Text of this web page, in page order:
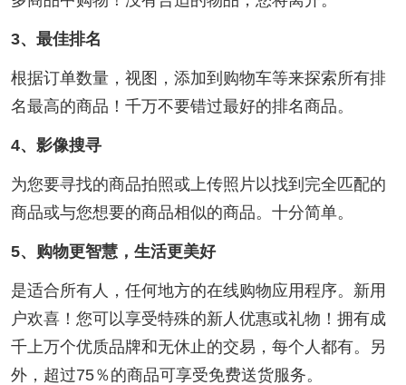
3、最佳排名
根据订单数量，视图，添加到购物车等来探索所有排
名最高的商品！千万不要错过最好的排名商品。
4、影像搜寻
为您要寻找的商品拍照或上传照片以找到完全匹配的
商品或与您想要的商品相似的商品。十分简单。
5、购物更智慧，生活更美好
是适合所有人，任何地方的在线购物应用程序。新用
户欢喜！您可以享受特殊的新人优惠或礼物！拥有成
千上万个优质品牌和无休止的交易，每个人都有。另
外，超过75％的商品可享受免费送货服务。